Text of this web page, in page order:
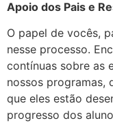
Apoio dos Pais e
O papel de vocês,
nesse processo.
contínuas sobre as
nossos programas,
que eles estão
progresso dos